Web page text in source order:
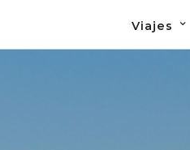
Viajes